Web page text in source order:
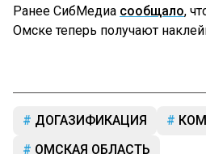
Ранее СибМедиа сообщало,
Омске теперь получают
ДОГАЗИФИКАЦИЯ
ОМСКАЯ ОБЛАСТЬ